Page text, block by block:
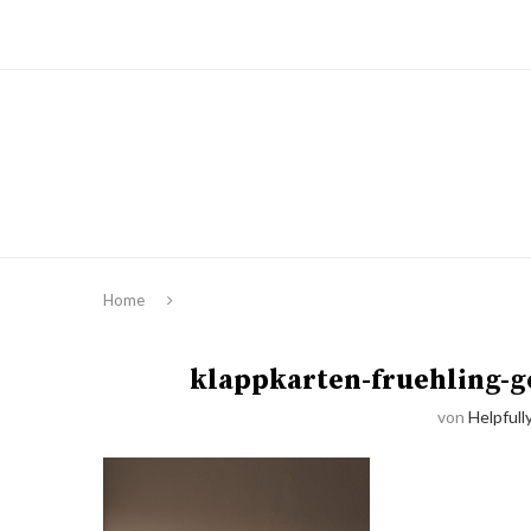
Home
klappkarten-fruehling-
von